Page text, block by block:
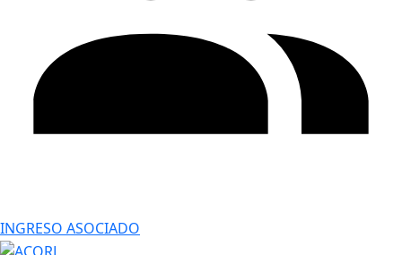
INGRESO ASOCIADO